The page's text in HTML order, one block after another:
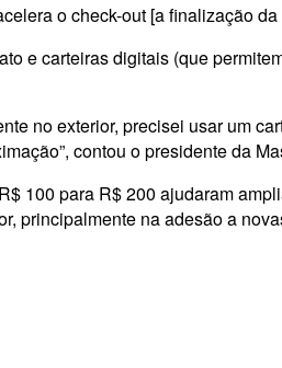
o check-out [a finalização da
e carteiras digitais (que
no exterior, precisei usar um
contou o presidente da
100 para R$ 200 ajudaram
principalmente na adesão a